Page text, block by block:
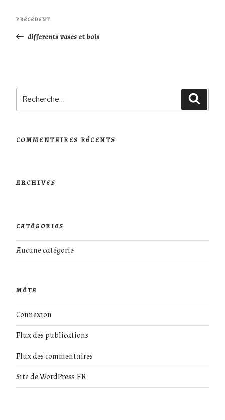
l’article
Article
PRÉCÉDENT
differents vases et bois
pour
COMMENTAIRES RÉCENTS
ARCHIVES
CATÉGORIES
Aucune catégorie
MÉTA
Connexion
Flux des publications
Flux des commentaires
Site de WordPress-FR